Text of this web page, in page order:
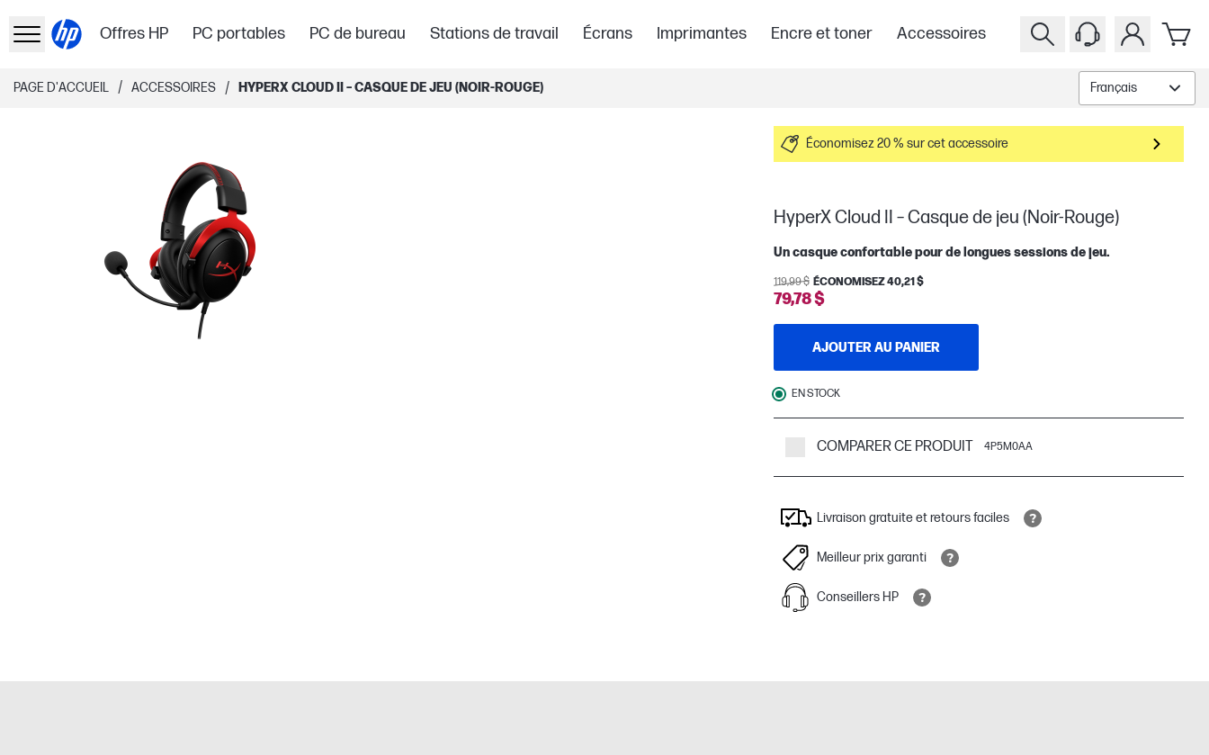
Offres HP PC portables PC de bureau Stations de travail Écrans Imprimantes Encre et toner Accessoires
PAGE D'ACCUEIL / ACCESSOIRES / HYPERX CLOUD II – CASQUE DE JEU (NOIR-ROUGE) Français
Économisez 20 % sur cet accessoire
HyperX Cloud II – Casque de jeu (Noir-Rouge)
Un casque confortable pour de longues sessions de jeu.
119,99 $ ÉCONOMISEZ 40,21 $
79,78 $
AJOUTER AU PANIER
EN STOCK
COMPARER CE PRODUIT 4P5M0AA
Livraison gratuite et retours faciles
Meilleur prix garanti
Conseillers HP